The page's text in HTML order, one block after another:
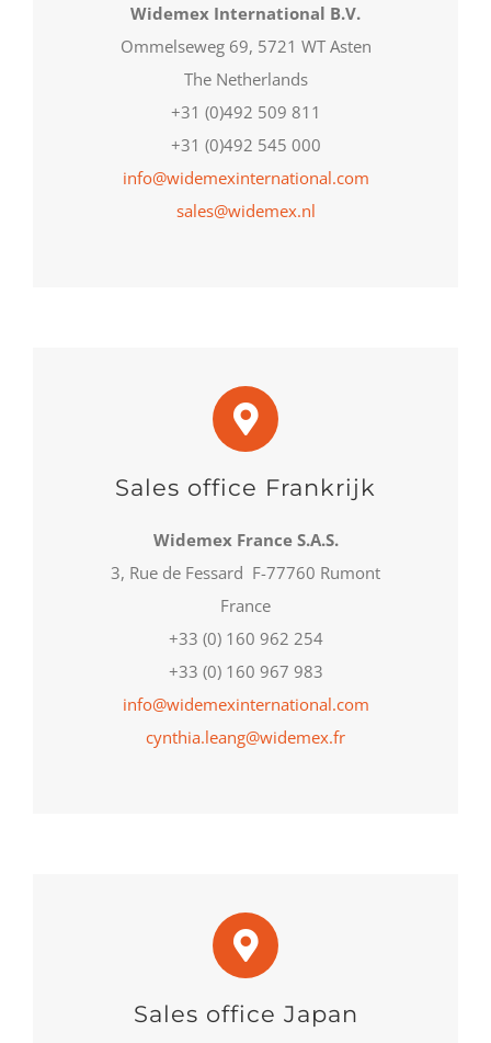
Widemex International B.V.
Ommelseweg 69, 5721 WT Asten
The Netherlands
+31 (0)492 509 811
+31 (0)492 545 000
info@widemexinternational.com
sales@widemex.nl
Sales office Frankrijk
Widemex France S.A.S.
3, Rue de Fessard F-77760 Rumont
France
+33 (0) 160 962 254
+33 (0) 160 967 983
info@widemexinternational.com
cynthia.leang@widemex.fr
Sales office Japan